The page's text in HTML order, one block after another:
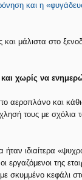
και η
μάλιστα στο
χωρίς να
αεροπλάνο και
τους με σχόλια
ιδιαίτερα
της
σκυμμένο κεφάλι